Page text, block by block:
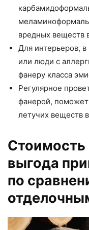
вредных веществ
Для интерьеров, в
или люди с
фанеру класса
Регулярное
фанерой,
летучих веществ
Стоимость
выгода
по